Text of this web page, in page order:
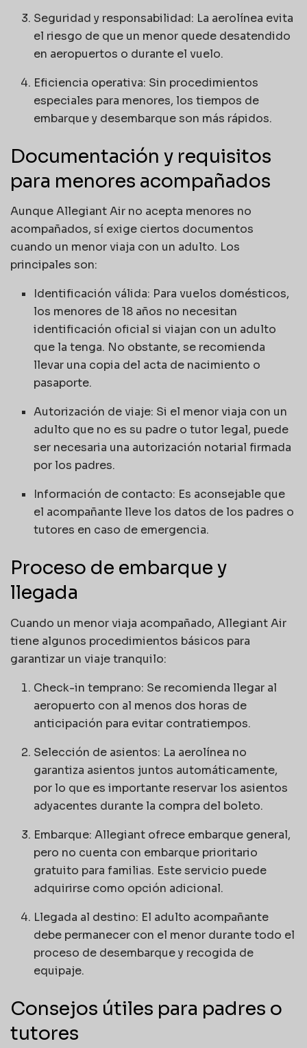
Seguridad y responsabilidad: La aerolínea evita
el riesgo de que un menor quede desatendido
en aeropuertos o durante el vuelo.
Eficiencia operativa: Sin procedimientos
especiales para menores, los tiempos de
embarque y desembarque son más rápidos.
Documentación y requisitos
para menores acompañados
Aunque Allegiant Air no acepta menores no
acompañados, sí exige ciertos documentos
cuando un menor viaja con un adulto. Los
principales son:
Identificación válida: Para vuelos domésticos,
los menores de 18 años no necesitan
identificación oficial si viajan con un adulto
que la tenga. No obstante, se recomienda
llevar una copia del acta de nacimiento o
pasaporte.
Autorización de viaje: Si el menor viaja con un
adulto que no es su padre o tutor legal, puede
ser necesaria una autorización notarial firmada
por los padres.
Información de contacto: Es aconsejable que
el acompañante lleve los datos de los padres o
tutores en caso de emergencia.
Proceso de embarque y
llegada
Cuando un menor viaja acompañado, Allegiant Air
tiene algunos procedimientos básicos para
garantizar un viaje tranquilo:
Check-in temprano: Se recomienda llegar al
aeropuerto con al menos dos horas de
anticipación para evitar contratiempos.
Selección de asientos: La aerolínea no
garantiza asientos juntos automáticamente,
por lo que es importante reservar los asientos
adyacentes durante la compra del boleto.
Embarque: Allegiant ofrece embarque general,
pero no cuenta con embarque prioritario
gratuito para familias. Este servicio puede
adquirirse como opción adicional.
Llegada al destino: El adulto acompañante
debe permanecer con el menor durante todo el
proceso de desembarque y recogida de
equipaje.
Consejos útiles para padres o
tutores